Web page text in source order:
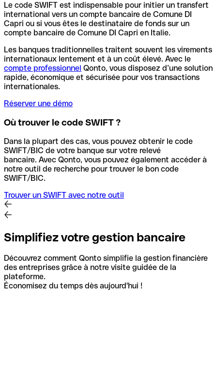
Le code SWIFT est indispensable pour initier un transfert
international vers un compte bancaire de Comune DI
Capri ou si vous êtes le destinataire de fonds sur un
compte bancaire de Comune DI Capri en Italie.
Les banques traditionnelles traitent souvent les virements
internationaux lentement et à un coût élevé. Avec le
compte professionnel Qonto, vous disposez d’une solution
rapide, économique et sécurisée pour vos transactions
internationales.
Réserver une démo
Où trouver le code SWIFT ?
Dans la plupart des cas, vous pouvez obtenir le code
SWIFT/BIC de votre banque sur votre relevé
bancaire. Avec Qonto, vous pouvez également accéder à
notre outil de recherche pour trouver le bon code
SWIFT/BIC.
Trouver un SWIFT avec notre outil
Simplifiez votre gestion bancaire
Découvrez comment Qonto simplifie la gestion financière
des entreprises grâce à notre visite guidée de la
plateforme.
Économisez du temps dès aujourd'hui !